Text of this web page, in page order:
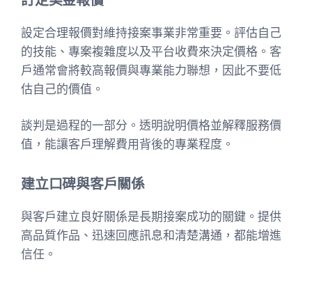
設定合理報價對維持接案事業非常重要。評估自己
的技能、專案複雜度以及平台收費來決定價格。客
戶通常會將較高報價與專業能力聯想，因此不要低
估自己的價值。
談判是過程的一部分。透明說明價格並解釋服務價
值，能讓客戶理解費用背後的專業程度。
建立口碑與客戶關係
與客戶建立良好關係是長期接案成功的關鍵。提供
高品質作品、迅速回應訊息和清楚溝通，都能增進
信任。